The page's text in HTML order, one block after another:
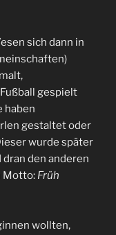
sich dann in
gespielt
haben
gestaltet oder
wurde später
den anderen
Motto: Früh
wollten,